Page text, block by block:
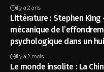
il y a 2 ans
Littérature : Stephen
mécanique de
psychologique dans un
il y a 2 mois
Le monde insolite : La